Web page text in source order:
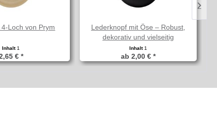
Loch von Prym
Inhalt 1
€ *
Lederknopf mit Öse – Robust,
dekorativ und vielseitig
Inhalt 1
ab 2,00 € *